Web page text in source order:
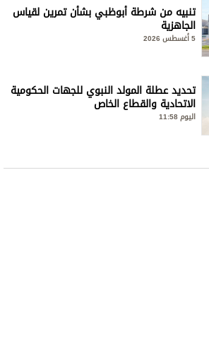
تنبيه من شرطة أبوظبي بشأن تمرين لقياس
الجاهزية
5 أغسطس 2026
تحديد عطلة المولد النبوي للجهات الحكومية
الاتحادية والقطاع الخاص
اليوم 11:58